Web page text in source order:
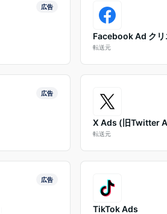
広告
Facebook Ad クリ
転送元
広告
X Ads (旧Twitter
転送元
広告
TikTok Ads